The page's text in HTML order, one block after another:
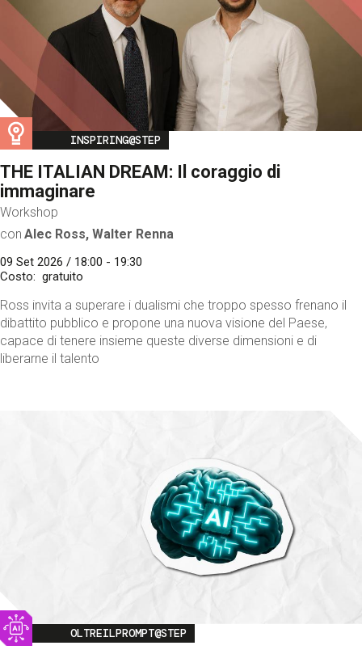
Image
INSPIRING@STEP
THE ITALIAN DREAM: Il coraggio di
immaginare
Workshop
con Alec Ross, Walter Renna
09 Set 2026 / 18:00 - 19:30
Costo
gratuito
Ross invita a superare i dualismi che troppo spesso frenano il
dibattito pubblico e propone una nuova visione del Paese,
capace di tenere insieme queste diverse dimensioni e di
liberarne il talento
Image
OLTREILPROMPT@STEP